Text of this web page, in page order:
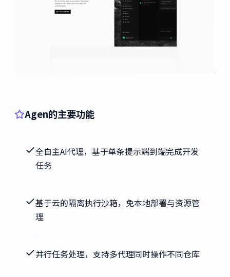
Agen的主要功能
全自主AI代理，基于单条提示端到端完成开发
任务
基于云的隔离执行沙箱，免本地部署与资源管
理
并行任务处理，支持多代理同时操作不同仓库